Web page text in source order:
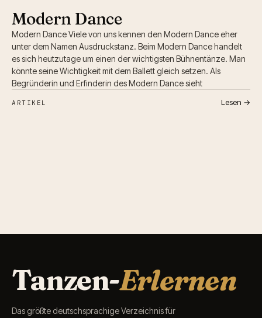
Modern Dance
Modern Dance Viele von uns kennen den Modern Dance eher
unter dem Namen Ausdruckstanz. Beim Modern Dance handelt
es sich heutzutage um einen der wichtigsten Bühnentänze. Man
könnte seine Wichtigkeit mit dem Ballett gleich setzen. Als
Begründerin und Erfinderin des Modern Dance sieht
ARTIKEL Lesen →
Tanzen-Erlernen
Das größte deutschsprachige Verzeichnis für